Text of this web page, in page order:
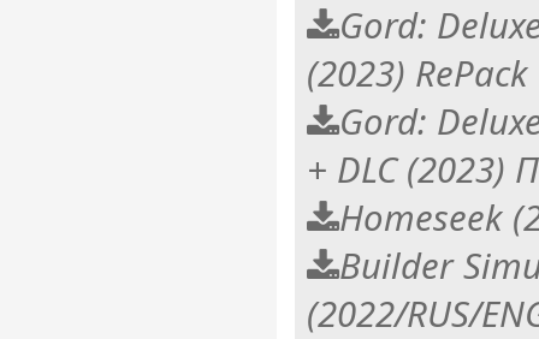
Gord:
(2023) RePack
Gord:
+ DLC (2023)
Homeseek
Builder
(2022/RUS/